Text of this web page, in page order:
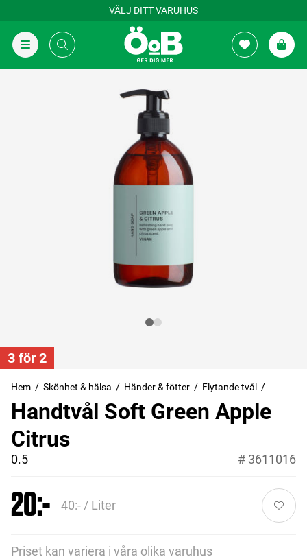
VÄLJ DITT VARUHUS
3 för 2
Hem Skönhet & hälsa Händer & fötter Flytande tvål
Handtvål Soft Green Apple
Citrus
0.5 # 3611016
20:- 40:- / Liter
Priset kan variera i våra olika varuhus